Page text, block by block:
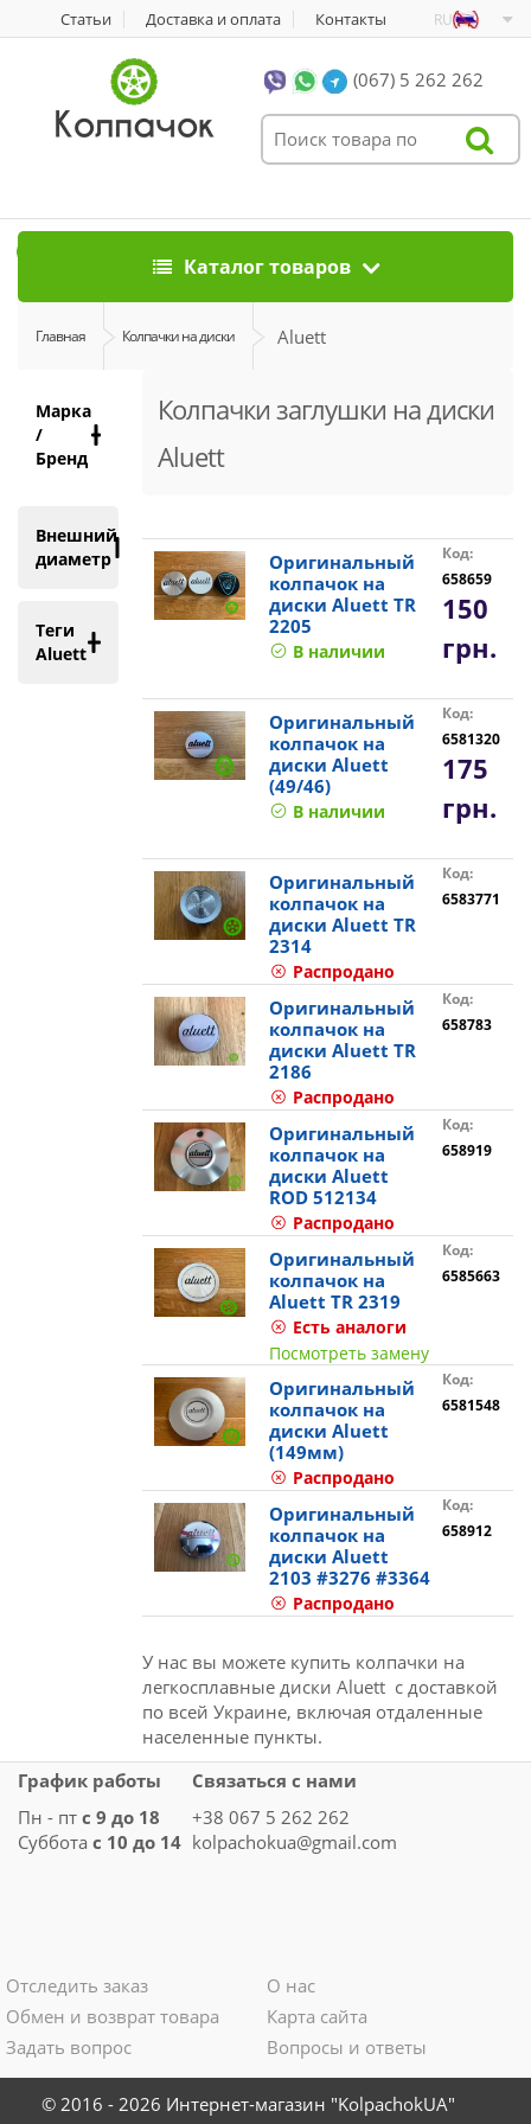
Статьи Доставка и оплата Контакты RU
(067) 5 262 262
Каталог товаров
Главная Колпачки на диски Aluett
Марка
/
Бренд
Внешний
диаметр
Теги
Aluett
Колпачки заглушки на диски
Aluett
Оригинальный
колпачок на
диски Aluett TR
2205
В наличии
Код:
658659
150
грн.
Оригинальный
колпачок на
диски Aluett
(49/46)
В наличии
Код:
6581320
175
грн.
Оригинальный
колпачок на
диски Aluett TR
2314
Распродано
Код:
6583771
Оригинальный
колпачок на
диски Aluett TR
2186
Распродано
Код:
658783
Оригинальный
колпачок на
диски Aluett
ROD 512134
Распродано
Код:
658919
Оригинальный
колпачок на
Aluett TR 2319
Есть аналоги
Посмотреть замену
Код:
6585663
Оригинальный
колпачок на
диски Aluett
(149мм)
Распродано
Код:
6581548
Оригинальный
колпачок на
диски Aluett
2103 #3276 #3364
Распродано
Код:
658912
У нас вы можете купить колпачки на
легкосплавные диски Aluett с доставкой
по всей Украине, включая отдаленные
населенные пункты.
График работы
Пн - пт с 9 до 18
Суббота с 10 до 14
Связаться с нами
+38 067 5 262 262
kolpachokua@gmail.com
Отследить заказ
Обмен и возврат товара
Задать вопрос
О нас
Карта сайта
Вопросы и ответы
© 2016 - 2026 Интернет-магазин "KolpachokUA"